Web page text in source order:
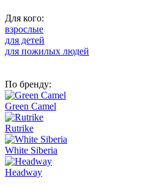
Для кого:
взрослые
для детей
для пожилых людей
По бренду:
Green Camel
Rutrike
White Siberia
Headway